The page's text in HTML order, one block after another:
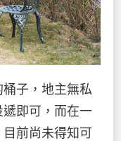
子，地主無私
即可，而在一
前尚未得知可